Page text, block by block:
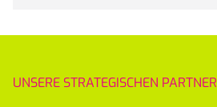
UNSERE STRATEGISCHEN PARTNER